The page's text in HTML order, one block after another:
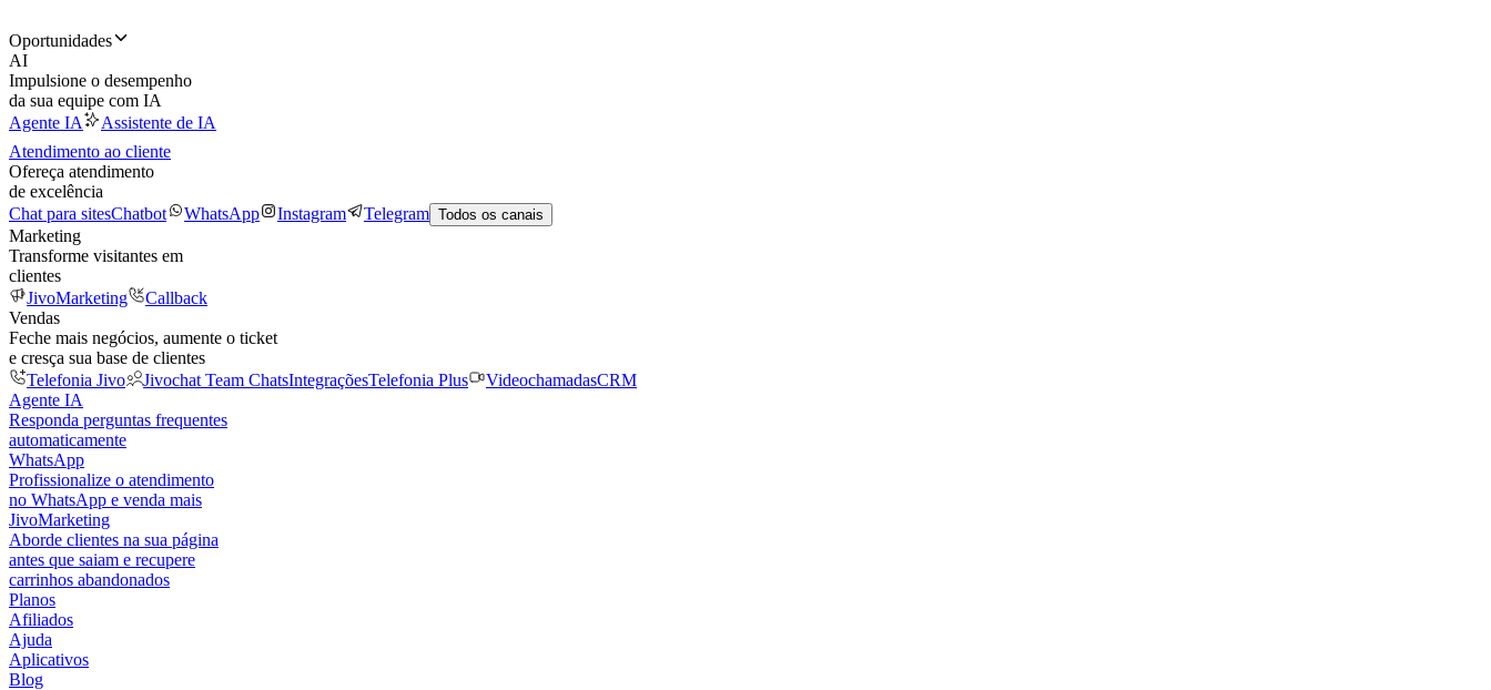
Oportunidades
AI
Impulsione o desempenho
da sua equipe com IA
Agente IA
Assistente de IA
Atendimento ao cliente
Ofereça atendimento
de excelência
Chat para sitesChatbot WhatsApp Instagram Telegram Todos os canais
Marketing
Transforme visitantes em
clientes
JivoMarketing
Callback
Vendas
Feche mais negócios, aumente o ticket
e cresça sua base de clientes
Telefonia Jivo
Jivochat Team ChatsIntegraçõesTelefonia Plus VideochamadasCRM
Agente IA
Responda perguntas frequentes
automaticamente
WhatsApp
Profissionalize o atendimento
no WhatsApp e venda mais
JivoMarketing
Aborde clientes na sua página
antes que saiam e recupere
carrinhos abandonados
Planos
Afiliados
Ajuda
Aplicativos
Blog